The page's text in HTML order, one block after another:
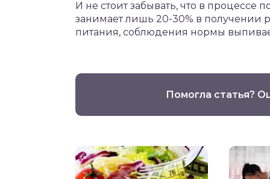
И не стоит забывать, что в процессе
занимает лишь 20-30% в получении
питания, соблюдения нормы
Помогла статья?